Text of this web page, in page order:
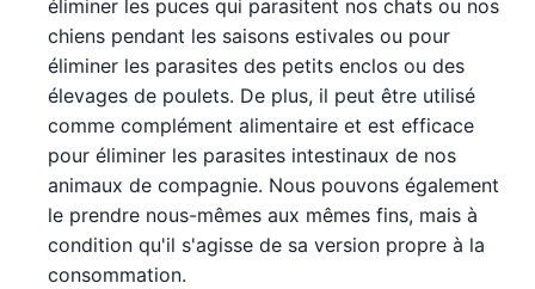
éliminer les puces qui parasitent nos chats ou nos
chiens pendant les saisons estivales ou pour
éliminer les parasites des petits enclos ou des
élevages de poulets. De plus, il peut être utilisé
comme complément alimentaire et est efficace
pour éliminer les parasites intestinaux de nos
animaux de compagnie. Nous pouvons également
le prendre nous-mêmes aux mêmes fins, mais à
condition qu'il s'agisse de sa version propre à la
consommation.